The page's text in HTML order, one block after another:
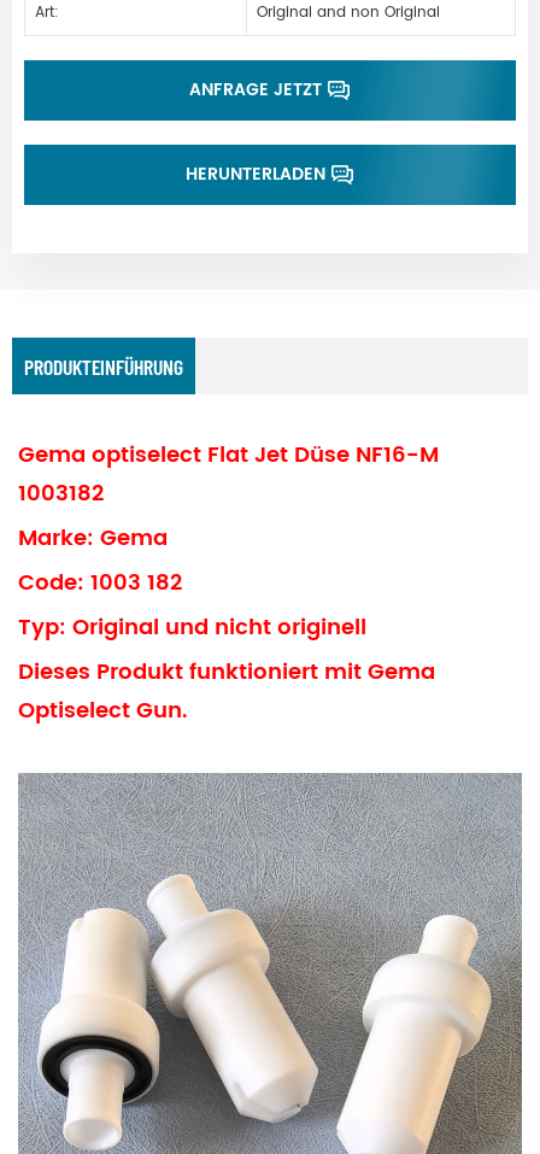
Art:
Original and non Original
ANFRAGE JETZT
HERUNTERLADEN
PRODUKTEINFÜHRUNG
Gema optiselect Flat Jet Düse NF16-M
1003182
Marke: Gema
Code: 1003 182
Typ: Original und nicht originell
Dieses Produkt funktioniert mit Gema
Optiselect Gun.